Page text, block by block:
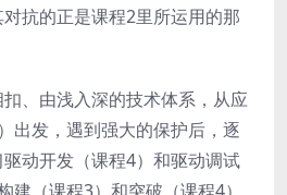
抗的正是课程2里所运用的那
、由浅入深的技术体系，从应
出发，遇到强大的保护后，逐
动开发（课程4）和驱动调试